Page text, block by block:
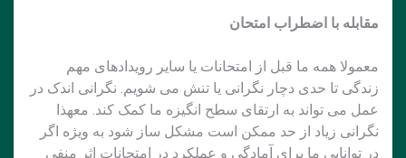
مقابله با اضطراب امتحان
معمولا همه ما قبل از امتحانات یا سایر رویدادهای مهم
زندگی تا حدی دچار نگرانی یا تنش می شویم. نگرانی اندک در
عمل می تواند به ارتقای سطح انگیزه ما کمک کند. معهذا
نگرانی زیاد از حد ممکن است مشکل ساز شود به ویژه اگر
در توانایی ما برای آمادگی و عملکرد در امتحانات اثر منفی